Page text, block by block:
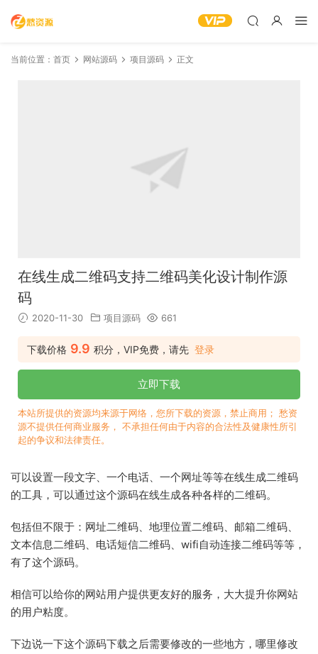
当前位置： 首页 网站源码 项目源码 正文
在线生成二维码支持二维码美化设计制作源
码
2020-11-30 项目源码 661
下载价格 9.9 积分，VIP免费，请先 登录
立即下载
本站所提供的资源均来源于网络，您所下载的资源，禁止商用； 愁资
源不提供任何商业服务， 不承担任何由于内容的合法性及健康性所引
起的争议和法律责任。
可以设置一段文字、一个电话、一个网址等等在线生成二维码
的工具，可以通过这个源码在线生成各种各样的二维码。
包括但不限于：网址二维码、地理位置二维码、邮箱二维码、
文本信息二维码、电话短信二维码、wifi自动连接二维码等等，
有了这个源码。
相信可以给你的网站用户提供更友好的服务，大大提升你网站
的用户粘度。
下边说一下这个源码下载之后需要修改的一些地方，哪里修改